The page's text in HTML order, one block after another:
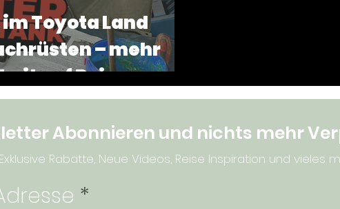
Toyota Land
– mehr
auf Reisen
Abonnieren und nichts mehr
Exklusive Rabatte, Neue Videos, Reise Inspiration und vieles